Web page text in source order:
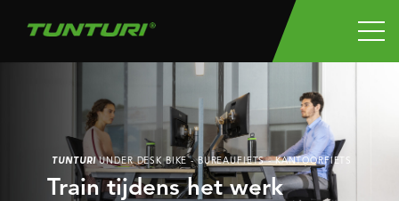
TUNTURIUNDER DESK BIKE - BUREAUFIETS - KANTOORFIETS
Train tijdens het werk